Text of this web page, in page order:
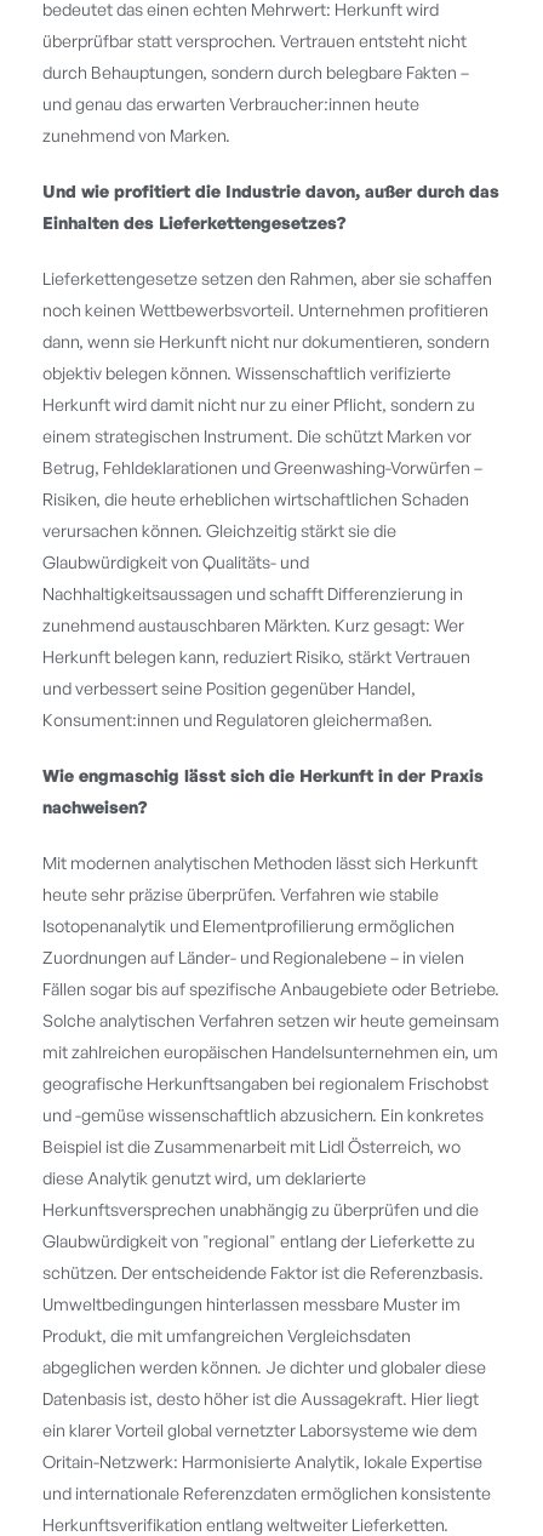
bedeutet das einen echten Mehrwert: Herkunft wird
überprüfbar statt versprochen. Vertrauen entsteht nicht
durch Behauptungen, sondern durch belegbare Fakten –
und genau das erwarten Verbraucher:innen heute
zunehmend von Marken.
Und wie profitiert die Industrie davon, außer durch das
Einhalten des Lieferkettengesetzes?
Lieferkettengesetze setzen den Rahmen, aber sie schaffen
noch keinen Wettbewerbsvorteil. Unternehmen profitieren
dann, wenn sie Herkunft nicht nur dokumentieren, sondern
objektiv belegen können. Wissenschaftlich verifizierte
Herkunft wird damit nicht nur zu einer Pflicht, sondern zu
einem strategischen Instrument. Die schützt Marken vor
Betrug, Fehldeklarationen und Greenwashing-Vorwürfen –
Risiken, die heute erheblichen wirtschaftlichen Schaden
verursachen können. Gleichzeitig stärkt sie die
Glaubwürdigkeit von Qualitäts- und
Nachhaltigkeitsaussagen und schafft Differenzierung in
zunehmend austauschbaren Märkten. Kurz gesagt: Wer
Herkunft belegen kann, reduziert Risiko, stärkt Vertrauen
und verbessert seine Position gegenüber Handel,
Konsument:innen und Regulatoren gleichermaßen.
Wie engmaschig lässt sich die Herkunft in der Praxis
nachweisen?
Mit modernen analytischen Methoden lässt sich Herkunft
heute sehr präzise überprüfen. Verfahren wie stabile
Isotopenanalytik und Elementprofilierung ermöglichen
Zuordnungen auf Länder- und Regionalebene – in vielen
Fällen sogar bis auf spezifische Anbaugebiete oder Betriebe.
Solche analytischen Verfahren setzen wir heute gemeinsam
mit zahlreichen europäischen Handelsunternehmen ein, um
geografische Herkunftsangaben bei regionalem Frischobst
und -gemüse wissenschaftlich abzusichern. Ein konkretes
Beispiel ist die Zusammenarbeit mit Lidl Österreich, wo
diese Analytik genutzt wird, um deklarierte
Herkunftsversprechen unabhängig zu überprüfen und die
Glaubwürdigkeit von "regional" entlang der Lieferkette zu
schützen. Der entscheidende Faktor ist die Referenzbasis.
Umweltbedingungen hinterlassen messbare Muster im
Produkt, die mit umfangreichen Vergleichsdaten
abgeglichen werden können. Je dichter und globaler diese
Datenbasis ist, desto höher ist die Aussagekraft. Hier liegt
ein klarer Vorteil global vernetzter Laborsysteme wie dem
Oritain-Netzwerk: Harmonisierte Analytik, lokale Expertise
und internationale Referenzdaten ermöglichen konsistente
Herkunftsverifikation entlang weltweiter Lieferketten.